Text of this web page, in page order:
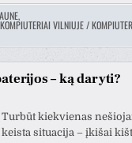
,
KOMPIUTERIAI VILNIUJE /
– ką daryti?
Turbūt kiekvienas
situacija – įkišai